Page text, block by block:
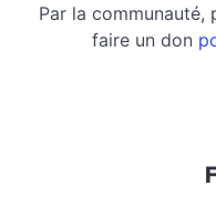
Par la communauté,
faire un don